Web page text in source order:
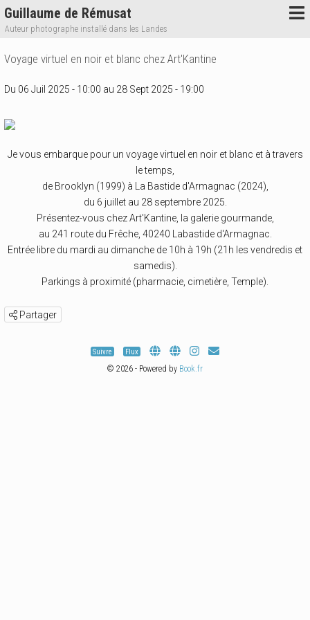
Guillaume de Rémusat
Auteur photographe installé dans les Landes
Voyage virtuel en noir et blanc chez Art'Kantine
Du 06 Juil 2025 - 10:00 au 28 Sept 2025 - 19:00
Je vous embarque pour un voyage virtuel en noir et blanc et à travers
le temps,
de Brooklyn (1999) à La Bastide d'Armagnac (2024),
du 6 juillet au 28 septembre 2025.
Présentez-vous chez Art'Kantine, la galerie gourmande,
au 241 route du Frêche, 40240 Labastide d'Armagnac.
Entrée libre du mardi au dimanche de 10h à 19h (21h les vendredis et
samedis).
Parkings à proximité (pharmacie, cimetière, Temple).
Partager
Suivre Flux
© 2026 - Powered by Book.fr